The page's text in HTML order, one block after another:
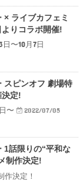
× ライブカフェミ
りコラボ開催!
〜10月7日
スピンオフ 劇場特
決定!
〜
2022/07/05
1話限りの“平和な
制作決定!
作決定！